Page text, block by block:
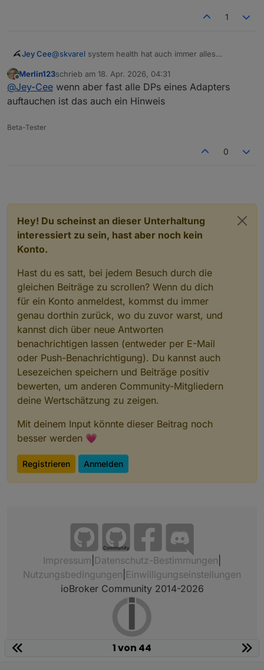
1
Jey Cee@skvarel system health hat auch immer alles
der Systemlast verursacht.
Aber ich muss sagen alles zu scannen bringt nichts,
weil man die DP der Adapter nicht löschen kann. Da
Offline
Merlin123schrieb am 18. Apr. 2026, 04:31
zuletzt editiert von
@Jey-Cee wenn aber fast alle DPs eines Adapters
auftauchen ist das auch ein Hinweis
Beta-Tester
0
Hey! Du scheinst an dieser Unterhaltung
interessiert zu sein, hast aber noch kein
Konto.
Hast du es satt, bei jedem Besuch durch die
gleichen Beiträge zu scrollen? Wenn du dich
für ein Konto anmeldest, kommst du immer
genau dorthin zurück, wo du zuvor warst, und
kannst dich über neue Antworten
benachrichtigen lassen (entweder per E-Mail
oder Push-Benachrichtigung). Du kannst auch
Lesezeichen speichern und Beiträge positiv
bewerten, um anderen Community-Mitgliedern
deine Wertschätzung zu zeigen.
Mit deinem Input könnte dieser Beitrag noch
besser werden 💗
Registrieren Anmelden
Community
Impressum Datenschutz-Bestimmungen
Nutzungsbedingungen Einwilligungseinstellungen
ioBroker Community 2014-2026
1 von 44